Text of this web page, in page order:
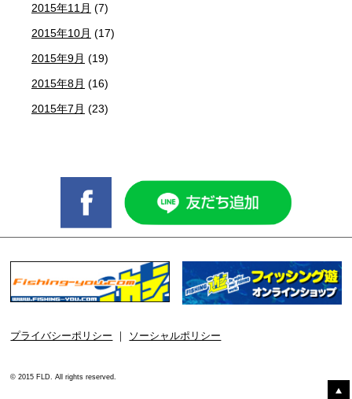
2015年11月 (7)
2015年10月 (17)
2015年9月 (19)
2015年8月 (16)
2015年7月 (23)
プライバシーポリシー ソーシャルポリシー
© 2015 FLD. All rights reserved.